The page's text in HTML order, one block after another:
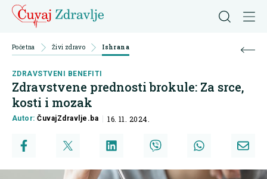
Početna Živi zdravo Ishrana
ZDRAVSTVENI BENEFITI
Zdravstvene prednosti brokule: Za srce,
kosti i mozak
Autor:ČuvajZdravlje.ba 16. 11. 2024.